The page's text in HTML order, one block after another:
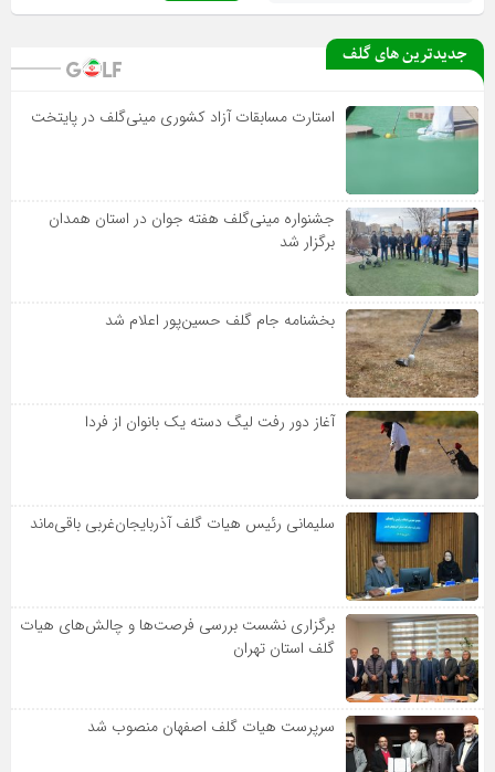
جدیدترین های گلف
استارت مسابقات آزاد کشوری مینی‌گلف در پایتخت
جشنواره مینی‌گلف هفته جوان در استان همدان
برگزار شد
بخشنامه جام گلف حسین‌پور اعلام شد
آغاز دور رفت لیگ دسته یک بانوان از فردا
سلیمانی رئیس هیات گلف آذربایجان‌غربی باقی‌ماند
برگزاری نشست بررسی فرصت‌ها و چالش‌های هیات
گلف استان تهران
سرپرست هیات گلف اصفهان منصوب شد